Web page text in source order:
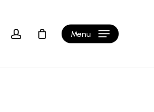
searchaccount Menu Cart